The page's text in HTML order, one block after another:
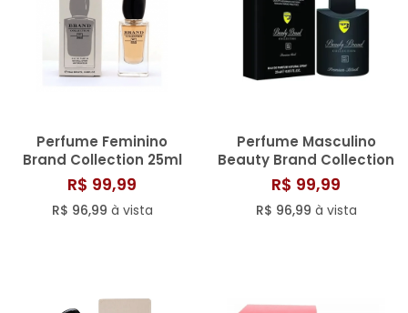
Perfume Feminino
Brand Collection 25ml
N° 063
R$ 99,99
R$ 96,99 à vista
Perfume Masculino
Beauty Brand Collection
25ml N° 013/286
R$ 99,99
R$ 96,99 à vista